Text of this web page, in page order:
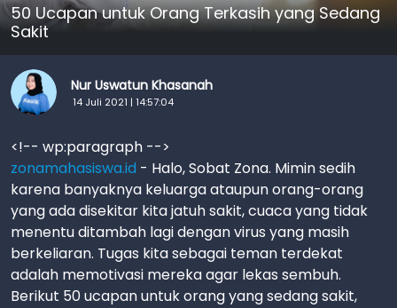
50 Ucapan untuk Orang Terkasih yang Sedang
Sakit
Nur Uswatun Khasanah
14 Juli 2021 | 14:57:04
<!-- wp:paragraph -->
zonamahasiswa.id - Halo, Sobat Zona. Mimin sedih
karena banyaknya keluarga ataupun orang-orang
yang ada disekitar kita jatuh sakit, cuaca yang tidak
menentu ditambah lagi dengan virus yang masih
berkeliaran. Tugas kita sebagai teman terdekat
adalah memotivasi mereka agar lekas sembuh.
Berikut 50 ucapan untuk orang yang sedang sakit,